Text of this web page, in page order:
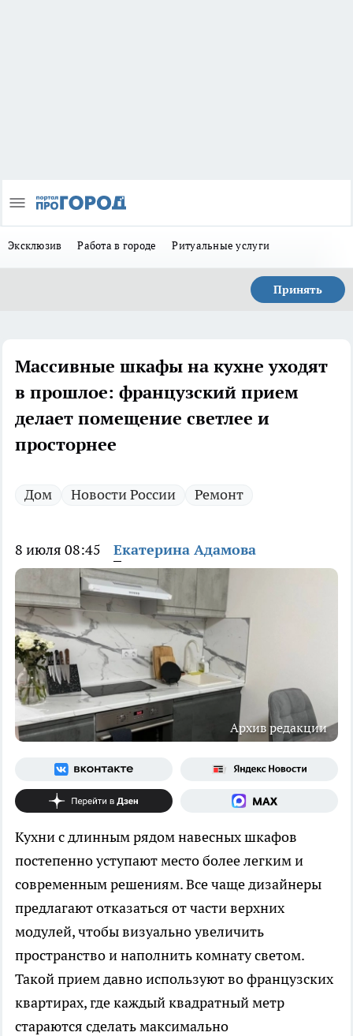
Эксклюзив Работа в городе Ритуальные услуги
Принять
Массивные шкафы на кухне уходят
в прошлое: французский прием
делает помещение светлее и
просторнее
Дом Новости России Ремонт
8 июля 08:45 Екатерина Адамова
Архив редакции
Кухни с длинным рядом навесных шкафов
постепенно уступают место более легким и
современным решениям. Все чаще дизайнеры
предлагают отказаться от части верхних
модулей, чтобы визуально увеличить
пространство и наполнить комнату светом.
Такой прием давно используют во французских
квартирах, где каждый квадратный метр
стараются сделать максимально